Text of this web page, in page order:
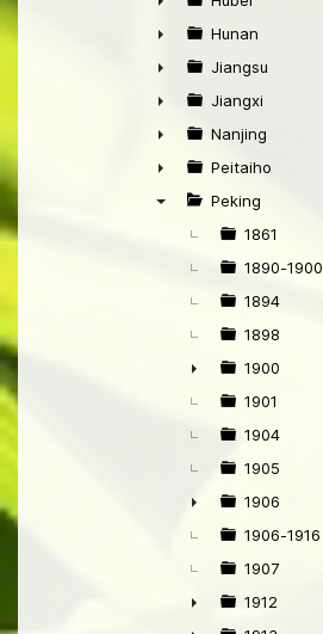
►
►
Hunan
►
Jiangsu
►
Jiangxi
►
Nanjing
►
Peitaiho
Peking
1861
1890-1900
1894
1898
►
1900
1901
1904
1905
►
1906
1906-1916
1907
1912